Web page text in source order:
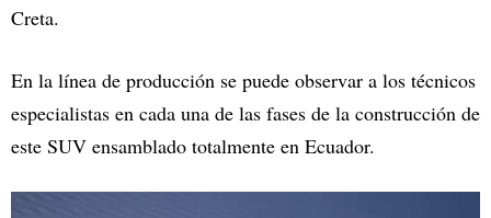
Creta.
En la línea de producción se puede observar a los técnicos
especialistas en cada una de las fases de la construcción de
este SUV ensamblado totalmente en Ecuador.